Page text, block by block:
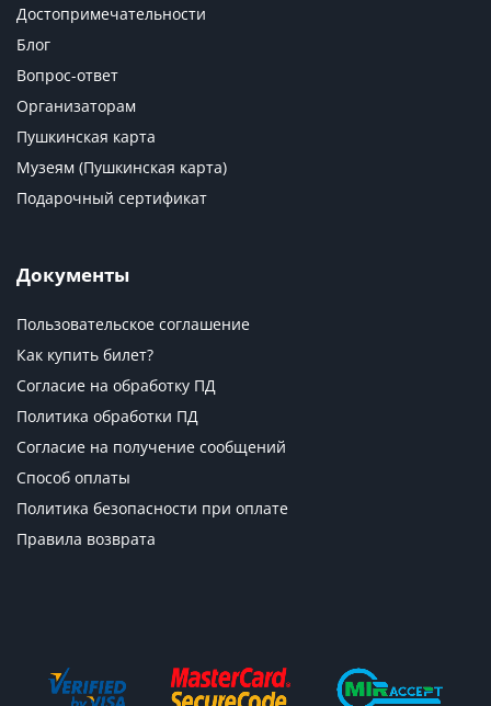
Достопримечательности
Блог
Вопрос-ответ
Организаторам
Пушкинская карта
Музеям (Пушкинская карта)
Подарочный сертификат
Документы
Пользовательское соглашение
Как купить билет?
Согласие на обработку ПД
Политика обработки ПД
Согласие на получение сообщений
Способ оплаты
Политика безопасности при оплате
Правила возврата